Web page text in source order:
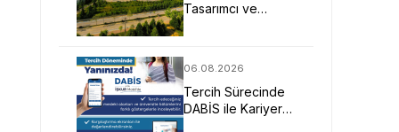
Tasarımcı ve
06.08.2026
Tercih Sürecinde
DABİS ile Kariyer